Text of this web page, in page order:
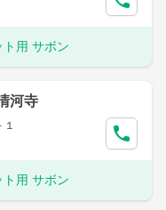
ト用 サボン
河寺
１
ト用 サボン